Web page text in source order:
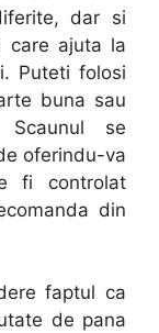
dar si
care ajuta la
Puteti folosi
buna sau
Scaunul se
oferindu-va
fi controlat
din
faptul ca
de pana